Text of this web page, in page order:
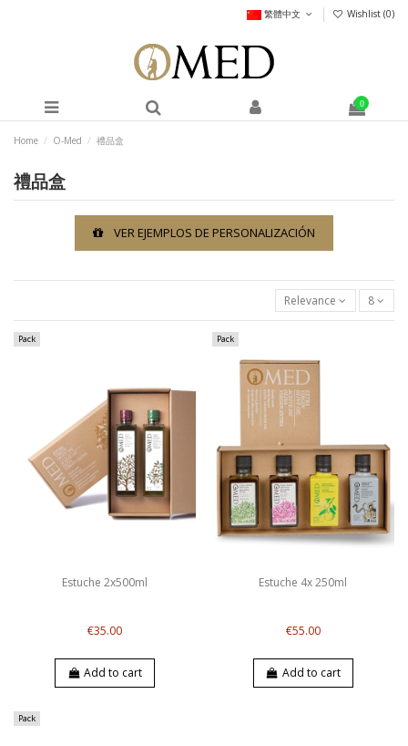
繁體中文 Wishlist (0)
0
Home O-Med 禮品盒
禮品盒
VER EJEMPLOS DE PERSONALIZACIÓN
Relevance 8
Pack
Estuche 2x500ml
€35.00
Add to cart
Pack
Estuche 4x 250ml
€55.00
Add to cart
Pack